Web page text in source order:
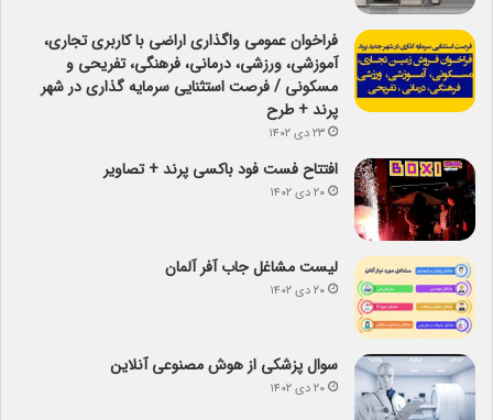
فراخوان عمومی واگذاری اراضی با کاربری تجاری،
آموزشی، ورزشی، درمانی، فرهنگی، تفریحی و
مسکونی / فرصت استثنایی سرمایه گذاری در شهر
پرند + طرح
۲۳ دی ۱۴۰۲
افتتاح فست فود باکسی پرند + تصاویر
۲۰ دی ۱۴۰۲
لیست مشاغل جاب آفر آلمان
۲۰ دی ۱۴۰۲
سوال پزشکی از هوش مصنوعی آنلاین
۲۰ دی ۱۴۰۲